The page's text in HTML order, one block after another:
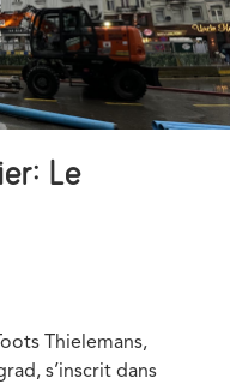
Le
Thielemans,
s’inscrit dans